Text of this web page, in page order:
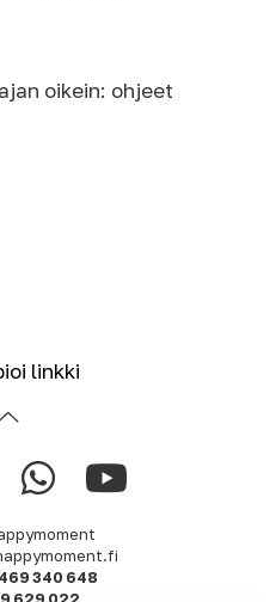
oikein: ohjeet
linkki
340 648